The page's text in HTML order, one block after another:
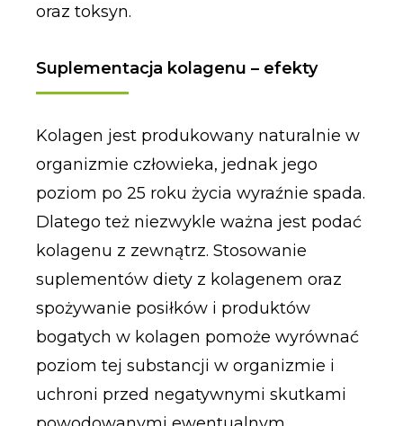
oraz toksyn.
Suplementacja kolagenu – efekty
Kolagen jest produkowany naturalnie w
organizmie człowieka, jednak jego
poziom po 25 roku życia wyraźnie spada.
Dlatego też niezwykle ważna jest podać
kolagenu z zewnątrz. Stosowanie
suplementów diety z kolagenem oraz
spożywanie posiłków i produktów
bogatych w kolagen pomoże wyrównać
poziom tej substancji w organizmie i
uchroni przed negatywnymi skutkami